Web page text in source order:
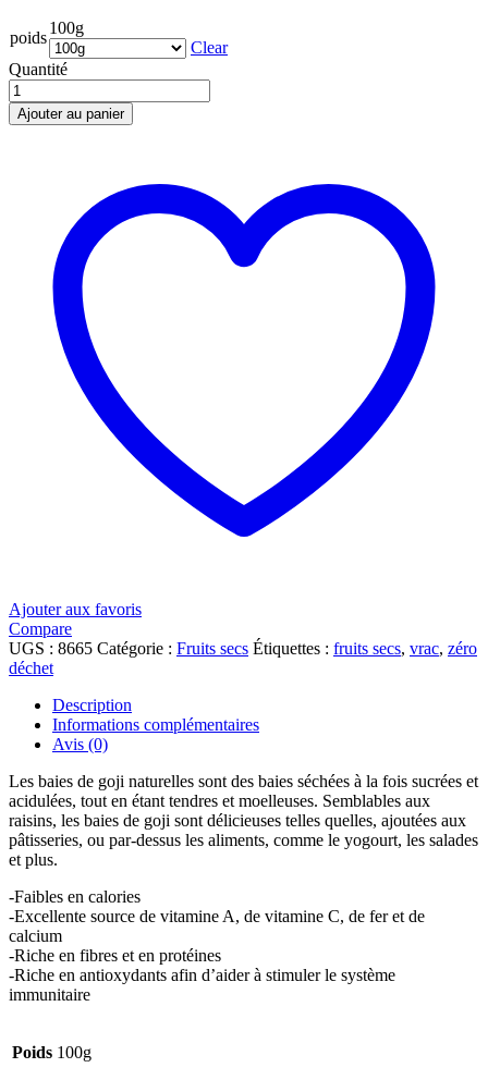
poids
100g
Clear
Quantité
Ajouter au panier
Ajouter aux favoris
Compare
UGS : 8665 Catégorie : Fruits secs Étiquettes : fruits secs, vrac, zéro
déchet
Description
Informations complémentaires
Avis (0)
Les baies de goji naturelles sont des baies séchées à la fois sucrées et
acidulées, tout en étant tendres et moelleuses. Semblables aux
raisins, les baies de goji sont délicieuses telles quelles, ajoutées aux
pâtisseries, ou par-dessus les aliments, comme le yogourt, les salades
et plus.
-Faibles en calories
-Excellente source de vitamine A, de vitamine C, de fer et de
calcium
-Riche en fibres et en protéines
-Riche en antioxydants afin d’aider à stimuler le système
immunitaire
Poids 100g